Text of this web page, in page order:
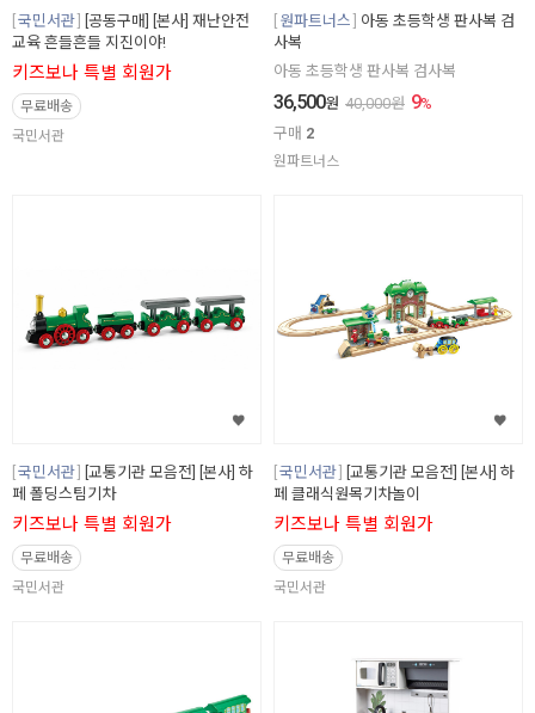
국민서관
[공동구매] [본사] 재난안전
교육 흔들흔들 지진이야!
키즈보나 특별 회원가
무료배송
국민서관
원파트너스
아동 초등학생 판사복 검
사복
아동 초등학생 판사복 검사복
36,500원 40,000원 9%
구매 2
원파트너스
국민서관
[교통기관 모음전] [본사] 하
페 폴딩스팀기차
키즈보나 특별 회원가
무료배송
국민서관
국민서관
[교통기관 모음전] [본사] 하
페 클래식원목기차놀이
키즈보나 특별 회원가
무료배송
국민서관